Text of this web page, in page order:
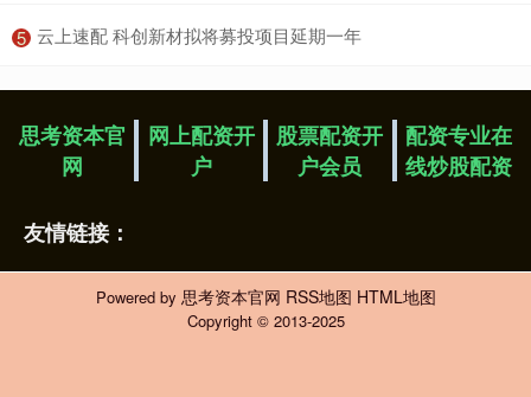
5 ​云上速配 科创新材拟将募投项目延期一年
思考资本官
网
网上配资开
户
股票配资开
户会员
配资专业在
线炒股配资
友情链接：
Powered by 思考资本官网 RSS地图 HTML地图
Copyright © 2013-2025